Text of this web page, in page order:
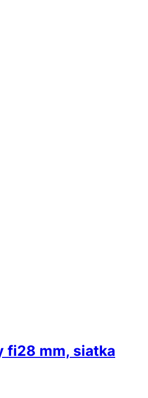
fi28 mm, siatka